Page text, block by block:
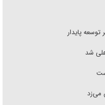
پایدار
شد
می‌زد